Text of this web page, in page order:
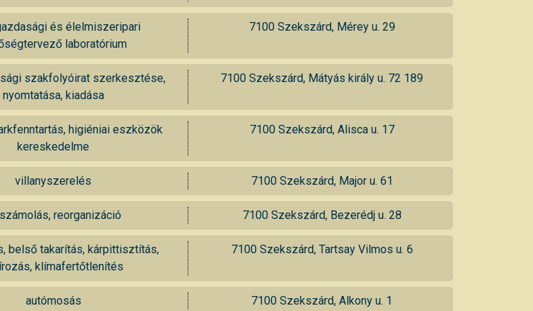
és élelmiszeripari
laboratórium
7100 Szekszárd, Mérey u. 29
szakfolyóirat szerkesztése,
nyomtatása, kiadása
7100 Szekszárd, Mátyás király u. 72 189
higiéniai eszközök
kereskedelme
7100 Szekszárd, Alisca u. 17
villanyszerelés 7100 Szekszárd, Major u. 61
reorganizáció 7100 Szekszárd, Bezerédj u. 28
belső takarítás, kárpittisztítás,
klímafertőtlenítés
7100 Szekszárd, Tartsay Vilmos u. 6
autómosás 7100 Szekszárd, Alkony u. 1